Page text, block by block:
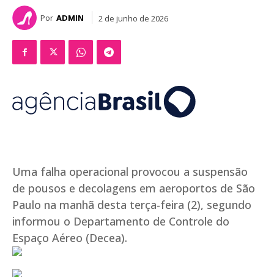
Por ADMIN 2 de junho de 2026
Uma falha operacional provocou a suspensão
de pousos e decolagens em aeroportos de São
Paulo na manhã desta terça-feira (2), segundo
informou o Departamento de Controle do
Espaço Aéreo (Decea).